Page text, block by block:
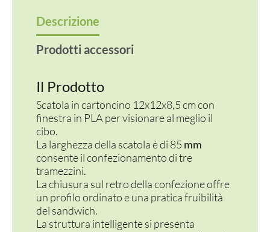
Descrizione
Prodotti accessori
Il Prodotto
Scatola in cartoncino 12x12x8,5 cm con
finestra in PLA per visionare al meglio il
cibo.
La larghezza della scatola è di 85 mm
consente il confezionamento di tre
tramezzini.
La chiusura sul retro della confezione offre
un profilo ordinato e una pratica fruibilità
del sandwich.
La struttura intelligente si presenta